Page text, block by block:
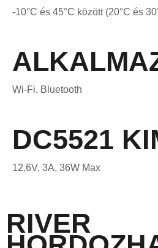
-10°C és 45°C között (20°C és
Wi-Fi, Bluetooth
DC5521
12,6V, 3A, 36W Max
RIVER